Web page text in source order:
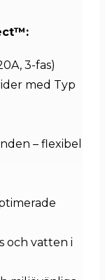
3-fas)
med Typ
– flexibel
och vatten i